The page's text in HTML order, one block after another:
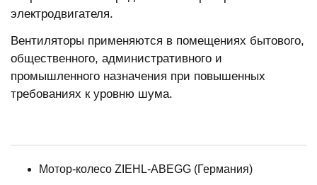
электродвигателя.
Вентиляторы применяются в помещениях бытового,
общественного, административного и
промышленного назначения при повышенных
требованиях к уровню шума.
Мотор-колесо ZIEHL-ABEGG (Германия)